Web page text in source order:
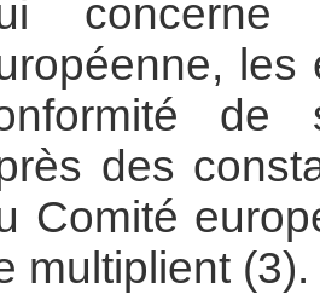
concerne
les
de
des
Comité
multiplient